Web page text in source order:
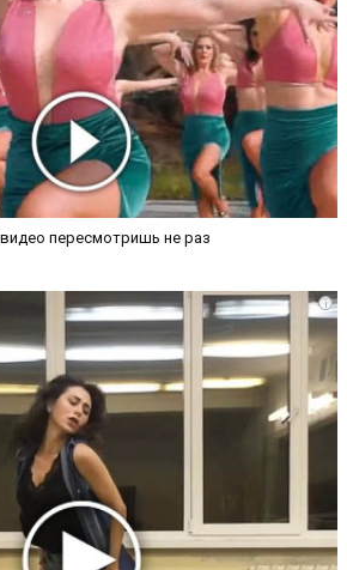
пересмотришь не раз
i